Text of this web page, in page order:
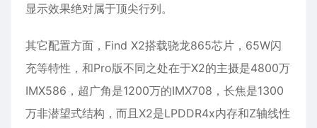
显示效果绝对属于顶尖行列。
其它配置方面，Find X2搭载骁龙865芯片，65W闪
充等特性，和Pro版不同之处在于X2的主摄是4800万
IMX586，超广角是1200万的IMX708，长焦是1300
万非潜望式结构，而且X2是LPDDR4x内存和Z轴线性